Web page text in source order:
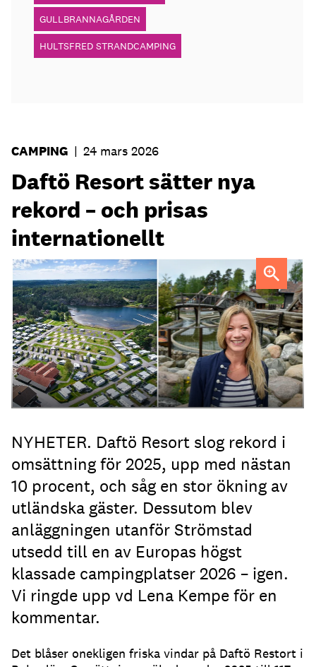
GULLBRANNAGÅRDEN
HULTSFRED STRANDCAMPING
CAMPING | 24 mars 2026
Daftö Resort sätter nya
rekord – och prisas
internationellt
Lena Kempe, vd Daftö Resort
NYHETER. Daftö Resort slog rekord i
omsättning för 2025, upp med nästan
10 procent, och såg en stor ökning av
utländska gäster. Dessutom blev
anläggningen utanför Strömstad
utsedd till en av Europas högst
klassade campingplatser 2026 – igen.
Vi ringde upp vd Lena Kempe för en
kommentar.
Det blåser onekligen friska vindar på Daftö Restort i